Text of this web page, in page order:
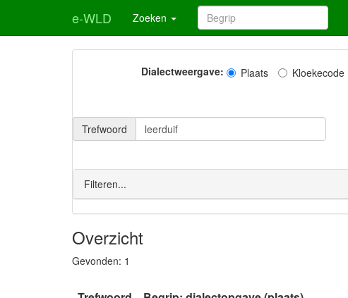
e-WLD Zoeken
Dialectweergave: Plaats Kloekecode
Trefwoord
Filteren...
Overzicht
Gevonden: 1